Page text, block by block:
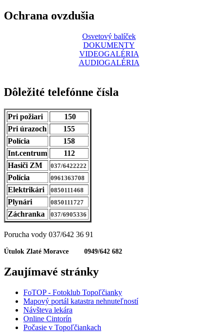
Ochrana ovzdušia
Osvetový balíček
DOKUMENTY
VIDEOGALÉRIA
AUDIOGALÉRIA
Dôležité telefónne čísla
Pri požiari
150
Pri úrazoch
155
Polícia
158
Int.centrum
112
Hasiči ZM
037/6422222
Polícia 0961363708
Elektrikári 0850111468
Plynári 0850111727
Záchranka 037/6905336
Porucha vody 037/642 36 91
Útulok Zlaté Moravce 0949/642 682
Zaujímavé stránky
FoTOP - Fotoklub Topoľčianky
Mapový portál katastra nehnuteľností
Návšteva lekára
Online Cintorín
Počasie v Topoľčiankach